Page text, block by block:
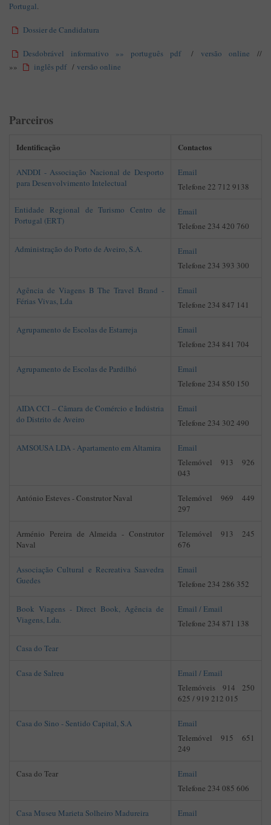
Portugal.
Dossier de Candidatura
Desdobrável informativo »» português pdf / versão online //
»»
inglês pdf / versão online
Parceiros
Identificação Contactos
ANDDI - Associação Nacional de Desporto
para Desenvolvimento Intelectual
Email
Telefone 22 712 9138
Entidade Regional de Turismo Centro de
Portugal (ERT)
Email
Telefone 234 420 760
Administração do Porto de Aveiro, S.A.
Email
Telefone 234 393 300
Agência de Viagens B The Travel Brand -
Férias Vivas, Lda
Email
Telefone 234 847 141
Agrupamento de Escolas de Estarreja
Email
Telefone 234 841 704
Agrupamento de Escolas de Pardilhó
Email
Telefone 234 850 150
AIDA CCI – Câmara de Comércio e Indústria
do Distrito de Aveiro
Email
Telefone 234 302 490
AMSOUSA LDA - Apartamento em Altamira
Email
Telemóvel 913 926
043
António Esteves - Construtor Naval
Telemóvel 969 449
297
Arménio Pereira de Almeida - Construtor
Naval
Telemóvel 913 245
676
Associação Cultural e Recreativa Saavedra
Guedes
Email
Telefone 234 286 352
Book Viagens - Direct Book, Agência de
Viagens, Lda.
Email / Email
Telefone 234 871 138
Casa do Tear
Casa de Salreu Email / Email
Telemóveis 914 250
625 / 919 212 015
Casa do Sino - Sentido Capital, S.A
Email
Telemóvel 915 651
249
Casa do Tear
Email
Telefone 234 085 606
Casa Museu Marieta Solheiro Madureira
Email